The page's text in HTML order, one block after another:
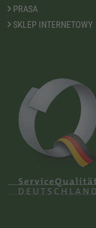
PRASA
SKLEP INTERNETOWY